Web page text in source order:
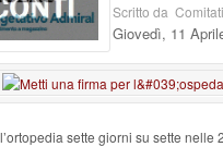
Scritto da
Giovedì, 11
sette giorni su sette